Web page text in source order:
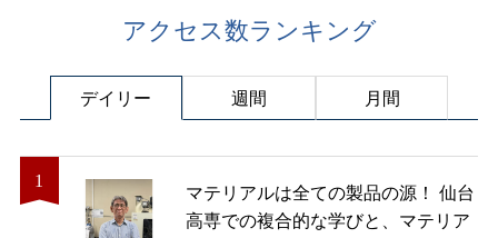
アクセス数ランキング
デイリー 週間 月間
マテリアルは全ての製品の源！ 仙台
高専での複合的な学びと、マテリア